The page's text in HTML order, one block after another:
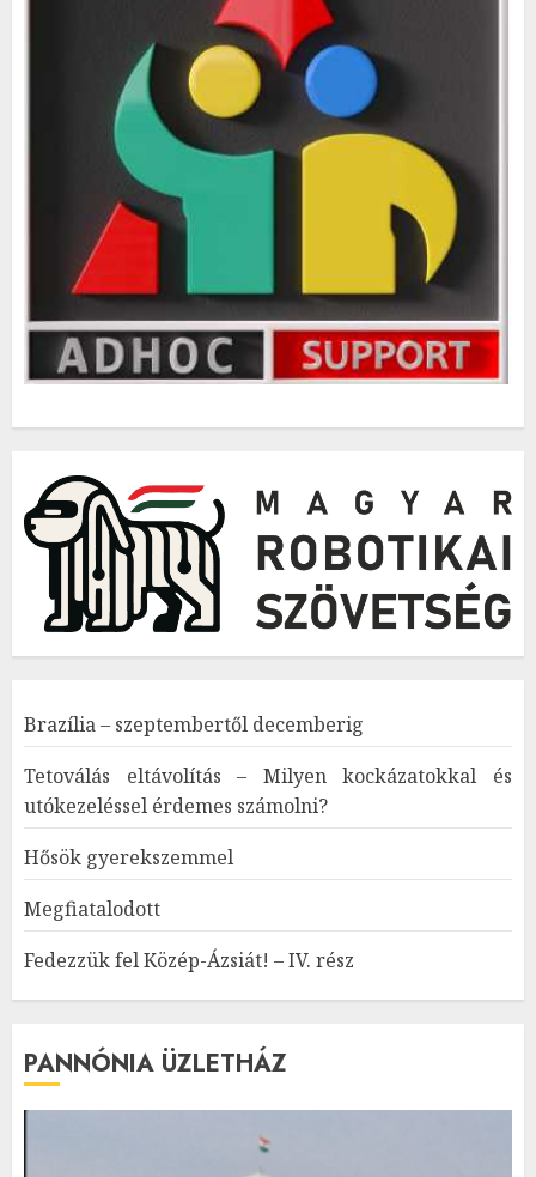
Brazília – szeptembertől decemberig
Tetoválás eltávolítás – Milyen kockázatokkal és
utókezeléssel érdemes számolni?
Hősök gyerekszemmel
Megfiatalodott
Fedezzük fel Közép-Ázsiát! – IV. rész
PANNÓNIA ÜZLETHÁZ